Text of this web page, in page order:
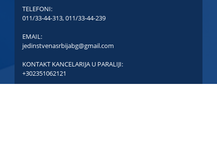
TELEFONI:
011/33-44-313,011/33-44-239
EMAIL:
jedinstvenasrbijabg@gmail.com
KONTAKT KANCELARIJA U PARALIJI:
+302351062121